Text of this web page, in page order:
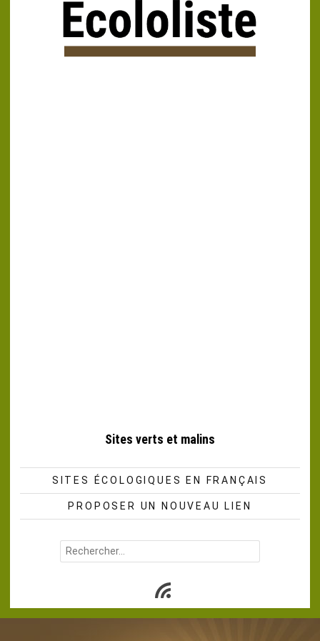
Sites verts et malins
SITES ÉCOLOGIQUES EN FRANÇAIS
PROPOSER UN NOUVEAU LIEN
Rechercher :
Subscribe